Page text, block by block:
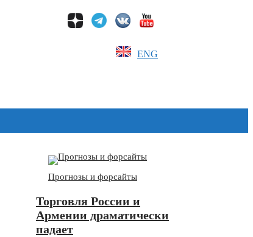
ENG
Прогнозы и форсайты
Торговля России и
Армении драматически
падает